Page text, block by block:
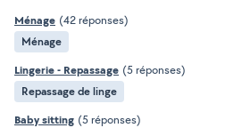
Ménage (42 réponses)
Ménage
Lingerie - Repassage (5 réponses)
Repassage de linge
Baby sitting (5 réponses)